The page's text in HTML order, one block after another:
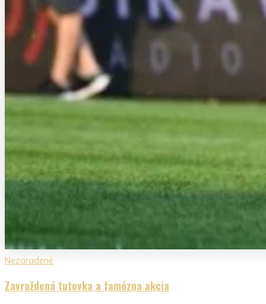
Nezaradené
Zavraždená tutovka a famózna akcia